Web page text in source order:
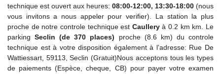
technique est ouvert aux heures: 08:00-12:00, 13:30-18:00 (nous
vous invitons a nous appeler pour verifier). La station la plus
proche de notre controle technique est Caulleryà 0.2 km km. Le
parkingSeclin (de 370 places) proche (8.6 km) du controle
technique est à votre disposition également à l’adresse: Rue De
Wattiessart, 59113, Seclin (Gratuit)Nous acceptons tous les types
de paiements (Espèce, cheque, CB) pour payer votre examen